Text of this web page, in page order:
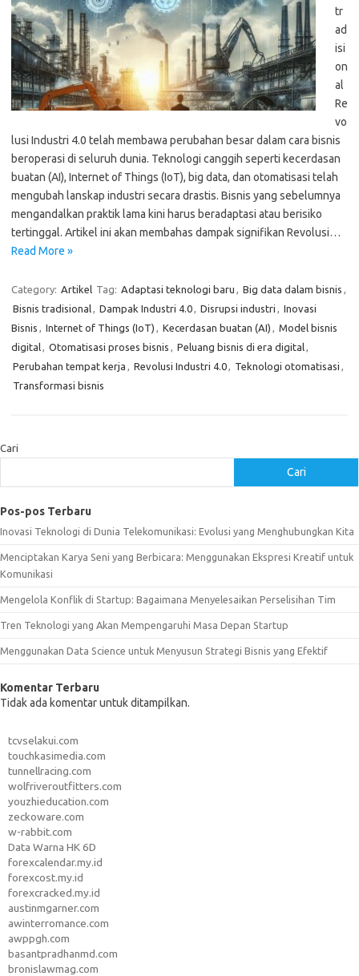
tr
ad
isi
on
al
Re
vo
lusi Industri 4.0 telah membawa perubahan besar dalam cara bisnis
beroperasi di seluruh dunia. Teknologi canggih seperti kecerdasan
buatan (AI), Internet of Things (IoT), big data, dan otomatisasi telah
mengubah lanskap industri secara drastis. Bisnis yang sebelumnya
mengandalkan praktik lama kini harus beradaptasi atau berisiko
tertinggal. Artikel ini akan membahas dampak signifikan Revolusi…
Read More »
Category: Artikel Tag: Adaptasi teknologi baru , Big data dalam bisnis ,
Bisnis tradisional, Dampak Industri 4.0, Disrupsi industri , Inovasi
Bisnis , Internet of Things (IoT) , Kecerdasan buatan (AI) , Model bisnis
digital, Otomatisasi proses bisnis , Peluang bisnis di era digital,
Perubahan tempat kerja , Revolusi Industri 4.0, Teknologi otomatisasi ,
Transformasi bisnis
Cari
Cari
Pos-pos Terbaru
Inovasi Teknologi di Dunia Telekomunikasi: Evolusi yang Menghubungkan Kita
Menciptakan Karya Seni yang Berbicara: Menggunakan Ekspresi Kreatif untuk
Komunikasi
Mengelola Konflik di Startup: Bagaimana Menyelesaikan Perselisihan Tim
Tren Teknologi yang Akan Mempengaruhi Masa Depan Startup
Menggunakan Data Science untuk Menyusun Strategi Bisnis yang Efektif
Komentar Terbaru
Tidak ada komentar untuk ditampilkan.
tcvselakui.com
touchkasimedia.com
tunnellracing.com
wolfriveroutfitters.com
youzhieducation.com
zeckoware.com
w-rabbit.com
Data Warna HK 6D
forexcalendar.my.id
forexcost.my.id
forexcracked.my.id
austinmgarner.com
awinterromance.com
awppgh.com
basantpradhanmd.com
bronislawmag.com